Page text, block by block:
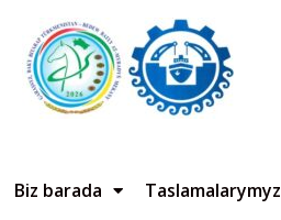
Biz barada Taslamalarymyz